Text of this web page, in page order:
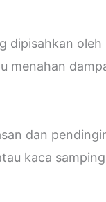
dipisahkan oleh
menahan
dan
kaca